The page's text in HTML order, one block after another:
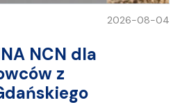
2026-08-04
NCN dla
z